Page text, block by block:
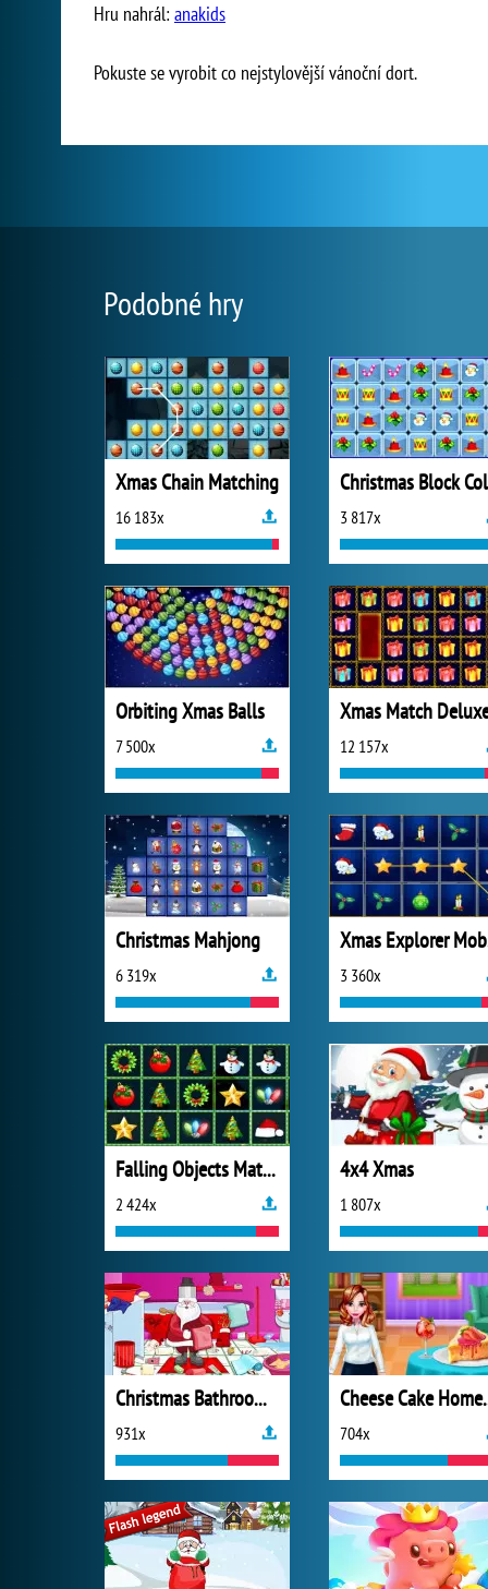
Hru nahrál: anakids
Pokuste se vyrobit co nejstylovější vánoční dort.
Podobné hry
Xmas Chain Matching
16 183x 3 817x
Orbiting Xmas Balls
7 500x
Xmas Match
12 157x
Christmas Mahjong
6 319x 3 360x
Falling Objects Match
2 424x
4x4 Xmas
1 807x
Christmas Bathroom Cleaning
931x
Cheese
704x